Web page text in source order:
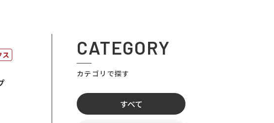
ス CATEGORY
カテゴリで探す
すべて